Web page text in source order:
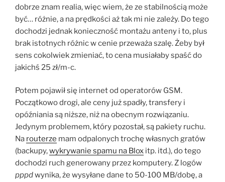
dobrze znam realia, więc wiem, że ze stabilnością może
być… różnie, a na prędkości aż tak mi nie zależy. Do tego
dochodzi jednak konieczność montażu anteny i to, plus
brak istotnych różnic w cenie przeważa szalę. Żeby był
sens cokolwiek zmieniać, to cena musiałaby spaść do
jakichś 25 zł/m-c.
Potem pojawił się internet od operatorów GSM.
Początkowo drogi, ale ceny już spadły, transfery i
opóźniania są niższe, niż na obecnym rozwiązaniu.
Jedynym problemem, który pozostał, są pakiety ruchu.
Na routerze mam odpalonych trochę własnych gratów
(backupy,wykrywanie spamu na Blox itp. itd.), do tego
dochodzi ruch generowany przez komputery. Z logów
pppdwynika, że wysyłane dane to 50-100 MB/dobę, a